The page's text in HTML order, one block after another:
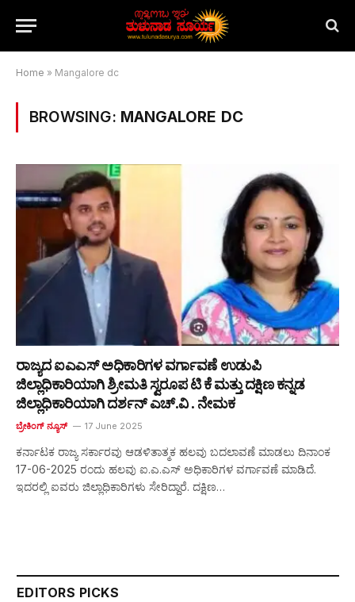
Home » Mangalore dc
BROWSING: MANGALORE DC
ರಾಜ್ಯದ ಐಎಎಸ್ ಅಧಿಕಾರಿಗಳ ವರ್ಗಾವಣೆ ಉಡುಪಿ
ಜಿಲ್ಲಾಧಿಕಾರಿಯಾಗಿ ಶ್ರೀಮತಿ ಸ್ವರೂಪ ಟಿ ಕೆ ಮತ್ತು ದಕ್ಷಿಣ ಕನ್ನಡ
ಜಿಲ್ಲಾಧಿಕಾರಿಯಾಗಿ ದರ್ಶನ್ ಎಚ್.ವಿ . ನೇಮಕ
ಬ್ರೇಕಿಂಗ್ ನ್ಯೂಸ್ 17 June 2025
ಕರ್ನಾಟಕ ರಾಜ್ಯ ಸರ್ಕಾರವು ಆಡಳಿತಾತ್ಮಕ ಹಲವು ಬದಲಾವಣೆ ಮಾಡಲು ದಿನಾಂಕ
17-06-2025 ರಂದು ಹಲವು ಐ.ಎ.ಎಸ್ ಅಧಿಕಾರಿಗಳ ವರ್ಗಾವಣೆ ಮಾಡಿದೆ.
ಇದರಲ್ಲಿ ಐವರು ಜಿಲ್ಲಾಧಿಕಾರಿಗಳು ಸೇರಿದ್ದಾರೆ. ದಕ್ಷಿಣ…
EDITORS PICKS